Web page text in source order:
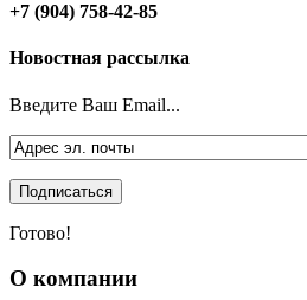
+7 (904) 758-42-85
Новостная рассылка
Введите Ваш Email...
Готово!
О компании